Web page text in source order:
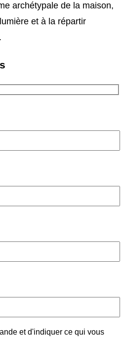
archétypale de la maison,
et à la répartir
et d'indiquer ce qui vous